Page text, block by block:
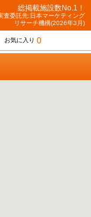
総掲載施設数No.1！
査委託先:日本マーケティング
リサーチ機構(2026年3月)
お気に入り 0